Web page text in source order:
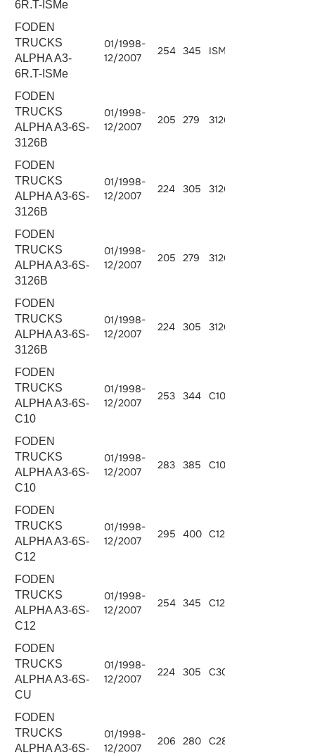
6R.T-ISMe
FODEN
TRUCKS
ALPHA A3-
6R.T-ISMe
01/1998-
12/2007
254 345 ISMe 345
FODEN
TRUCKS
ALPHA A3-6S-
3126B
01/1998-
12/2007
205 279 3126B.275
FODEN
TRUCKS
ALPHA A3-6S-
3126B
01/1998-
12/2007
224 305 3126B.300
FODEN
TRUCKS
ALPHA A3-6S-
3126B
01/1998-
12/2007
205 279 3126B.275
FODEN
TRUCKS
ALPHA A3-6S-
3126B
01/1998-
12/2007
224 305 3126B.300
FODEN
TRUCKS
ALPHA A3-6S-
C10
01/1998-
12/2007
253 344 C10.340
FODEN
TRUCKS
ALPHA A3-6S-
C10
01/1998-
12/2007
283 385 C10.380
FODEN
TRUCKS
ALPHA A3-6S-
C12
01/1998-
12/2007
295 400 C12.400
FODEN
TRUCKS
ALPHA A3-6S-
C12
01/1998-
12/2007
254 345 C12.345
FODEN
TRUCKS
ALPHA A3-6S-
CU
01/1998-
12/2007
224 305 C300-20
FODEN
TRUCKS
ALPHA A3-6S-
01/1998-
12/2007
206 280 C280-20